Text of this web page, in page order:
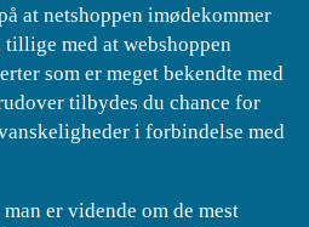
at netshoppen imødekommer
med at webshoppen
som er meget bekendte med
tilbydes du chance for
i forbindelse med
er vidende om de mest